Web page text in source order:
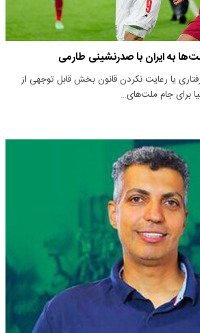
یا رعایت نکردن قانون بخش قابل توجهی از
برای جام ملت‌های…